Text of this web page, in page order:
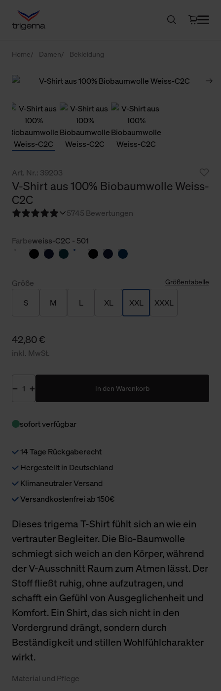
Home Damen Bekleidung
Art. Nr.: 39203
V-Shirt aus 100% Biobaumwolle Weiss-
C2C
5745 Bewertungen
Farbeweiss-C2C - 501
Größe Größentabelle
S M L XL XXL XXXL
42,80 €
inkl. MwSt.
In den Warenkorb
sofort verfügbar
14 Tage Rückgaberecht
Hergestellt in Deutschland
Klimaneutraler Versand
Versandkostenfrei ab 150€
Dieses trigema T-Shirt fühlt sich an wie ein
vertrauter Begleiter. Die Bio-Baumwolle
schmiegt sich weich an den Körper, während
der V-Ausschnitt Raum zum Atmen lässt. Der
Stoff fließt ruhig, ohne aufzutragen, und
schafft ein Gefühl von Ausgeglichenheit und
Komfort. Ein Shirt, das sich nicht in den
Vordergrund drängt, sondern durch
Beständigkeit und stillen Wohlfühlcharakter
wirkt.
Material und Pflege